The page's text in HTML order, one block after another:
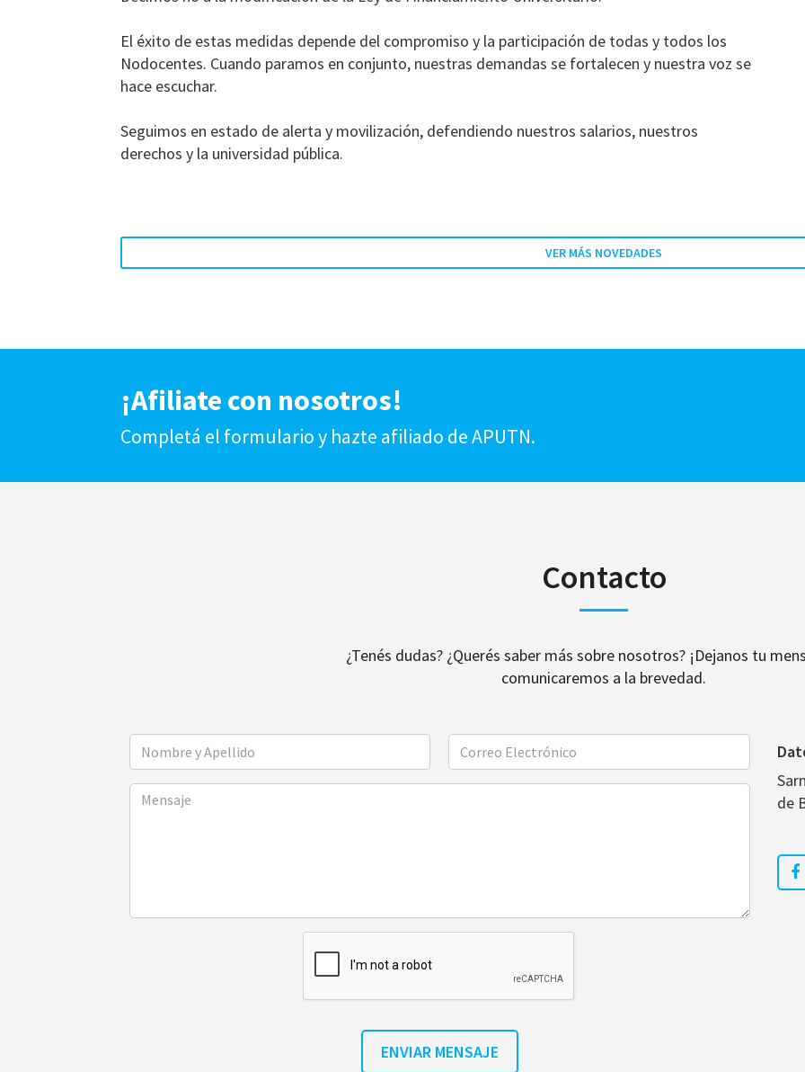
El éxito de estas medidas depende del compromiso y la participación de todas y todos los
Nodocentes. Cuando paramos en conjunto, nuestras demandas se fortalecen y nuestra voz se
hace escuchar.
Seguimos en estado de alerta y movilización, defendiendo nuestros salarios, nuestros
derechos y la universidad pública.
VER MÁS NOVEDADES
¡Afiliate con nosotros!
Completá el formulario y hazte afiliado de APUTN.
Contacto
¿Tenés dudas? ¿Querés saber más sobre nosotros? ¡Dejanos tu
comunicaremos a la brevedad.
de